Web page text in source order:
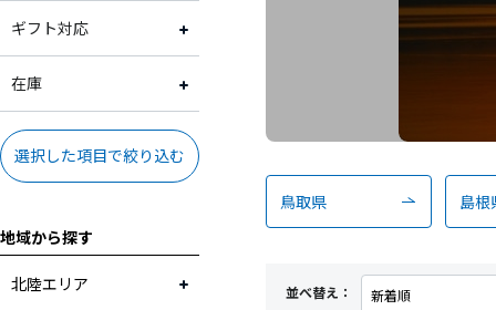
スイーツ
野菜
加工品
米・麺・パン
2,001円～3,000円
3,001円～4,000円
4,001円～5,000円
10,001円～
常温
冷蔵
冷凍
ギフト対応
ギフト対応可
ギフト対応不可
在庫
在庫あり
選択した項目で絞り込む
地域から探す
北陸エリア
鳥取県 島根
並べ替え：